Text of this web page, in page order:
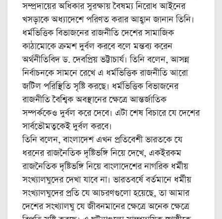
সম্প্রদায়ের অধিকার সুরক্ষায় বৈষম্য নিরোধ আইনের
খসড়াকে অধ্যাদেশে পরিণত করার আহ্বান জানান তিনি।
ধর্মভিত্তিক বিভাজনের রাজনীতি দেশের সামাজিক
কাঠামোকে ক্রমশ দুর্বল করবে বলে মন্তব্য করেন
অর্থনীতিবিদ ড. দেবপ্রিয় ভট্টাচার্য। তিনি বলেন, আসন্ন
নির্বাচনকে সামনে রেখে এ ধর্মভিত্তিক রাজনীতি আরো
জটিল পরিস্থিতি সৃষ্টি করছে। ধর্মভিত্তিক বিভাজনের
রাজনীতি বৈশ্বিক অবস্থানের ক্ষেত্রে আন্তর্জাতিক
সম্পর্ককেও দুর্বল করে দেবে। এটা শেষ বিচারে যে দেশের
সার্বভৌমত্বকেই দুর্বল করবে।
তিনি বলেন, বাংলাদেশ এখন প্রতিবেশী ভারতকে যে
ধরনের রাজনৈতিক দৃষ্টিভঙ্গি নিয়ে দেখে, একইরকম
রাজনৈতিক দৃষ্টিভঙ্গি নিয়ে বাংলাদেশের নাগরিক ধর্মীয়
সংখ্যালঘুদের দেখা যাবে না। ভারতবর্ষে বর্তমানে ধর্মীয়
সংখ্যালঘুদের প্রতি যে আচরণগুলো হয়েছে, তা আমার
দেশের সংখ্যালঘু যে জীবনমানের ক্ষেত্রে অনেক ক্ষেত্রে